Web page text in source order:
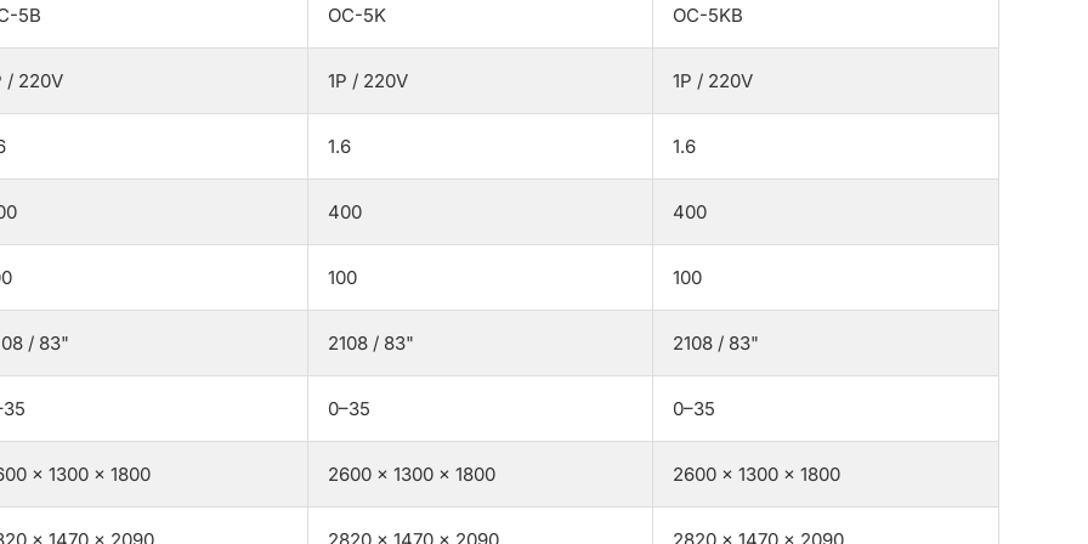
5B OC-5K OC-5KB
/ 220V 1P / 220V 1P / 220V
1.6 1.6
400 400
100 100
/ 83" 2108 / 83" 2108 / 83"
0–35 0–35
× 1300 × 1800 2600 × 1300 × 1800 2600 × 1300 × 1800
× 1470 × 2090 2820 × 1470 × 2090 2820 × 1470 × 2090